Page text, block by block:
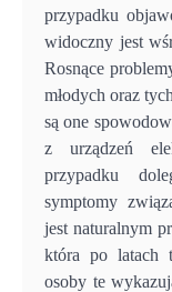
przypadku
widoczny jest
Rosnące
młodych oraz
są one
z urządzeń
przypadku
symptomy
jest naturalnym
która po latach
osoby te